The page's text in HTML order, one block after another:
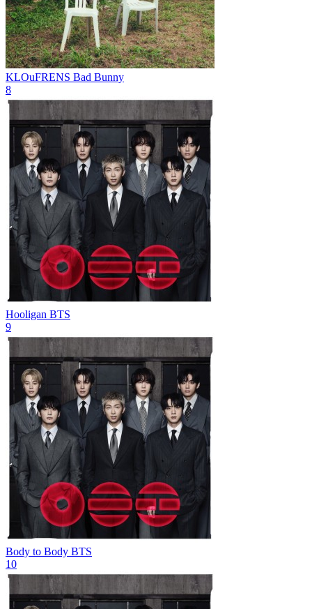
KLOuFRENS Bad Bunny
8
Hooligan BTS
9
Body to Body BTS
10